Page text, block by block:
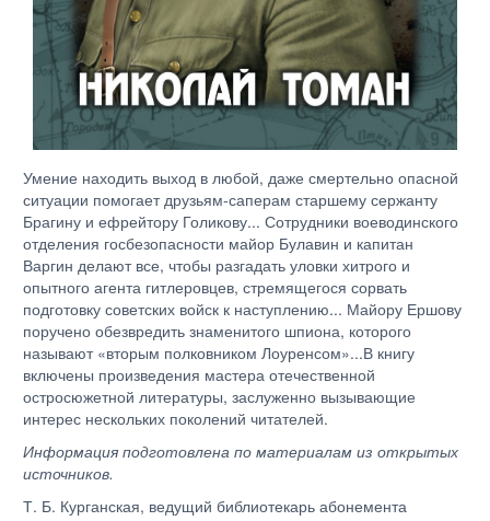
Умение находить выход в любой, даже смертельно опасной
ситуации помогает друзьям-саперам старшему сержанту
Брагину и ефрейтору Голикову... Сотрудники воеводинского
отделения госбезопасности майор Булавин и капитан
Варгин делают все, чтобы разгадать уловки хитрого и
опытного агента гитлеровцев, стремящегося сорвать
подготовку советских войск к наступлению... Майору Ершову
поручено обезвредить знаменитого шпиона, которого
называют «вторым полковником Лоуренсом»...В книгу
включены произведения мастера отечественной
остросюжетной литературы, заслуженно вызывающие
интерес нескольких поколений читателей.
Информация подготовлена по материалам из открытых
источников.
Т. Б. Курганская, ведущий библиотекарь абонемента